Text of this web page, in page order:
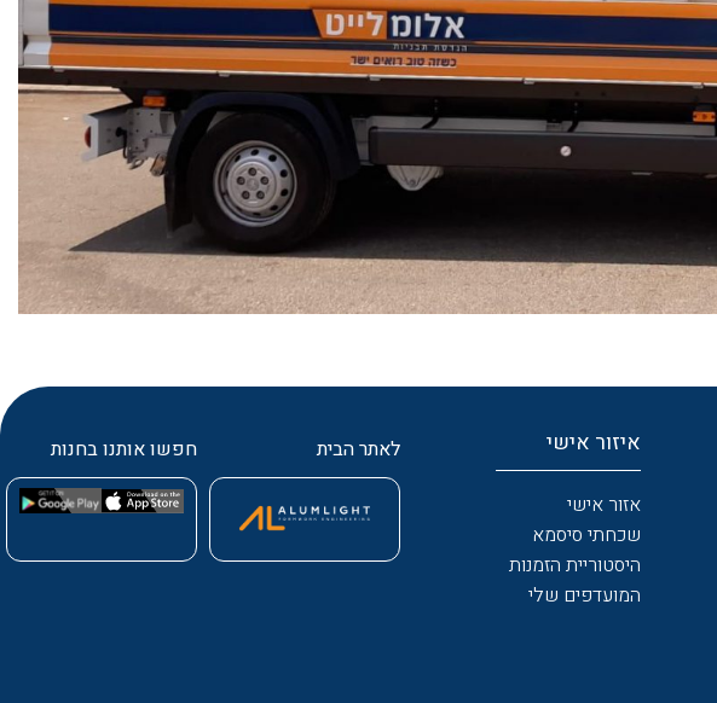
איזור אישי
אזור אישי
שכחתי סיסמא
היסטוריית הזמנות
המועדפים שלי
לאתר הבית חפשו אותנו בחנות